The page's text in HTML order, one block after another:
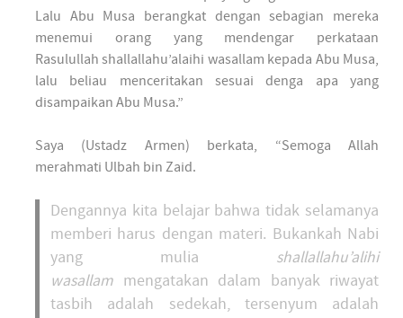
Lalu Abu Musa berangkat dengan sebagian mereka
menemui orang yang mendengar perkataan
Rasulullah shallallahu’alaihi wasallam kepada Abu Musa,
lalu beliau menceritakan sesuai denga apa yang
disampaikan Abu Musa.”
Saya (Ustadz Armen) berkata, “Semoga Allah
merahmati Ulbah bin Zaid.
Dengannya kita belajar bahwa tidak selamanya
memberi harus dengan materi. Bukankah Nabi
yang mulia shallallahu’alihi
wasallam mengatakan dalam banyak riwayat
tasbih adalah sedekah, tersenyum adalah